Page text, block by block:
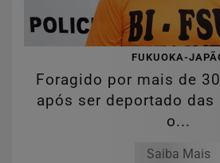
FUKUOKA-
Foragido por mais de
após ser deportado
o...
Saiba Mais